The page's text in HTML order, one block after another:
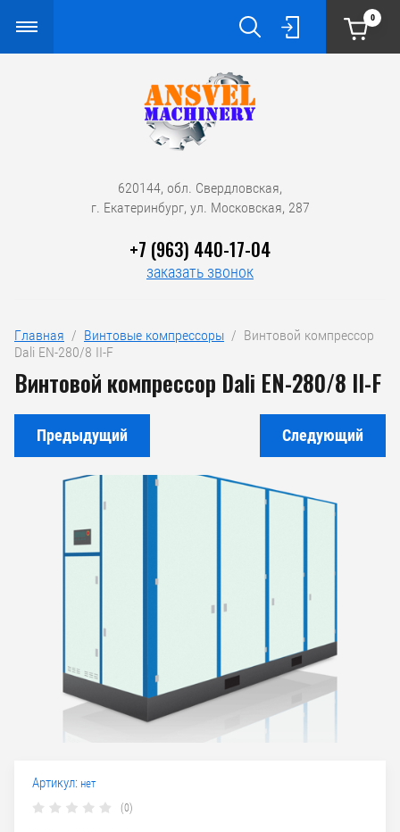
0
620144, обл. Свердловская,
г. Екатеринбург, ул. Московская, 287
+7 (963) 440-17-04
заказать звонок
Главная
  /
Винтовые компрессоры
  /  Винтовой компрессор
Dali EN-280/8 II-F
Винтовой компрессор Dali EN-280/8 II-F
Предыдущий Следующий
Артикул: нет
(0)